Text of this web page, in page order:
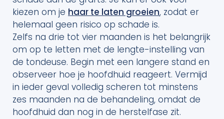
kiezen om je haar te laten groeien, zodat er
helemaal geen risico op schade is.
Zelfs na drie tot vier maanden is het belangrijk
om op te letten met de lengte-instelling van
de tondeuse. Begin met een langere stand en
observeer hoe je hoofdhuid reageert. Vermijd
in ieder geval volledig scheren tot minstens
zes maanden na de behandeling, omdat de
hoofdhuid dan nog in de herstelfase zit.